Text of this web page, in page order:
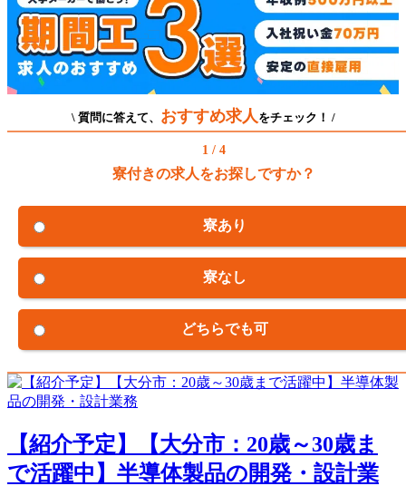
\ 質問に答えて、 おすすめ求人 をチェック！ /
1 / 4
寮付きの求人をお探しですか？
寮あり
寮なし
どちらでも可
【紹介予定】【大分市：20歳～30歳ま
で活躍中】半導体製品の開発・設計業